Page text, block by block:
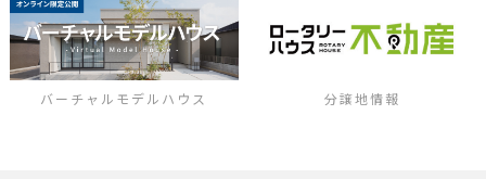
バーチャルモデルハウス 分譲地情報